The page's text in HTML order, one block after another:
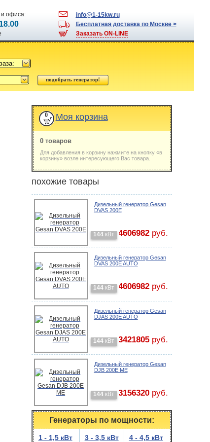
и офиса:
info@1-15kw.ru
Бесплатная доставка по Москве >
Заказать ON-LINE
0 Моя корзина
0 товаров
Для добавления в корзину нажмите на кнопку «в
корзину» возле интересующего Вас товара.
похожие товары
Дизельный генератор Gesan
DVAS 200E
144кВт 4606982руб.
Дизельный генератор Gesan
DVAS 200E AUTO
144кВт 4606982руб.
Дизельный генератор Gesan
DJAS 200E AUTO
144кВт 3421805руб.
Дизельный генератор Gesan
DJB 200E ME
144кВт 3156320руб.
Генераторы по мощности:
1 - 1,5 кВт 3 - 3,5 кВт 4 - 4,5 кВт